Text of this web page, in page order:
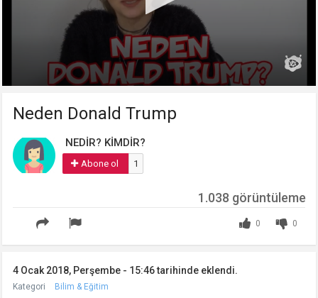
Neden Donald Trump
NEDİR? KİMDİR?
Abone ol 1
0
0
1.038 görüntüleme
4 Ocak 2018, Perşembe - 15:46 tarihinde eklendi.
Kategori Bilim & Eğitim